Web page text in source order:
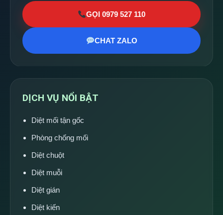
GỌI 0979 527 110
CHAT ZALO
DỊCH VỤ NỔI BẬT
Diệt mối tận gốc
Phòng chống mối
Diệt chuột
Diệt muỗi
Diệt gián
Diệt kiến